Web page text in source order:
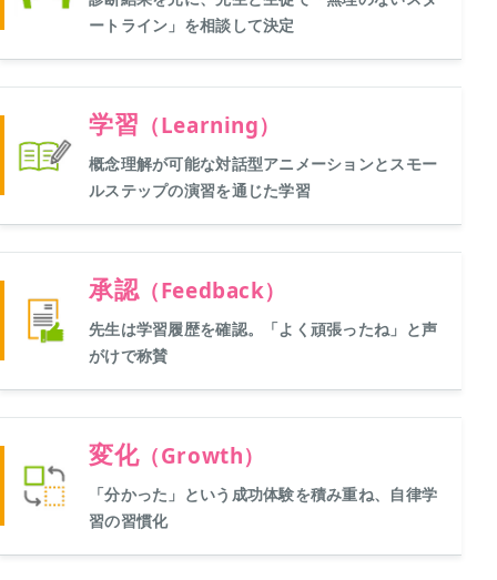
ートライン」を相談して決定
学習 （Learning）
概念理解が可能な対話型アニメーションとスモー
ルステップの演習を通じた学習
承認（Feedback）
先生は学習履歴を確認。「よく頑張ったね」と声
がけで称賛
変化（Growth）
「分かった」という成功体験を積み重ね、自律学
習の習慣化